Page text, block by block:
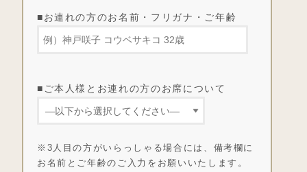
■お連れの方のお名前・フリガナ・ご年齢
■ご本人様とお連れの方のお席について
※3人目の方がいらっしゃる場合には、備考欄に
お名前とご年齢のご入力をお願いいたします。